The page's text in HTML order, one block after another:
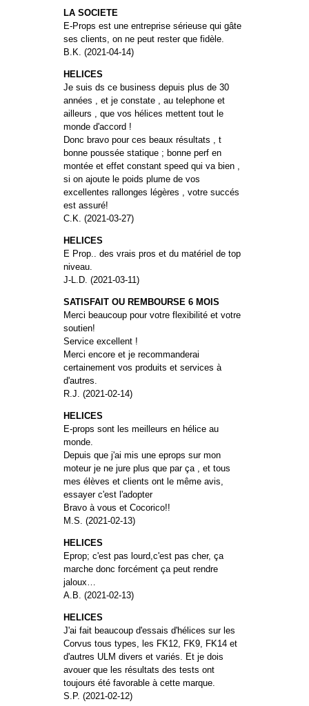
LA SOCIETE
E-Props est une entreprise sérieuse qui gâte
ses clients, on ne peut rester que fidèle.
B.K. (2021-04-14)
HELICES
Je suis ds ce business depuis plus de 30
années , et je constate , au telephone et
ailleurs , que vos hélices mettent tout le
monde d'accord !
Donc bravo pour ces beaux résultats , t
bonne poussée statique ; bonne perf en
montée et effet constant speed qui va bien ,
si on ajoute le poids plume de vos
excellentes rallonges légères , votre succés
est assuré!
C.K. (2021-03-27)
HELICES
E Prop.. des vrais pros et du matériel de top
niveau.
J-L.D. (2021-03-11)
SATISFAIT OU REMBOURSE 6 MOIS
Merci beaucoup pour votre flexibilité et votre
soutien!
Service excellent !
Merci encore et je recommanderai
certainement vos produits et services à
d'autres.
R.J. (2021-02-14)
HELICES
E-props sont les meilleurs en hélice au
monde.
Depuis que j'ai mis une eprops sur mon
moteur je ne jure plus que par ça , et tous
mes élèves et clients ont le même avis,
essayer c'est l'adopter
Bravo à vous et Cocorico!!
M.S. (2021-02-13)
HELICES
Eprop; c'est pas lourd,c'est pas cher, ça
marche donc forcément ça peut rendre
jaloux…
A.B. (2021-02-13)
HELICES
J'ai fait beaucoup d'essais d'hélices sur les
Corvus tous types, les FK12, FK9, FK14 et
d'autres ULM divers et variés. Et je dois
avouer que les résultats des tests ont
toujours été favorable à cette marque.
S.P. (2021-02-12)